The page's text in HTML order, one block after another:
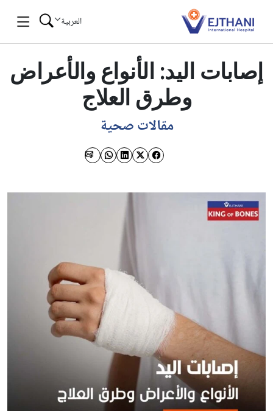
العربية
إصابات اليد: الأنواع والأعراض
وطرق العلاج
مقالات صحية